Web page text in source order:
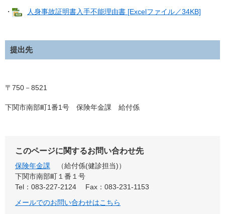
・ 人身事故証明書入手不能理由書 [Excelファイル／34KB]
提出先
〒750－8521
下関市南部町1番1号 保険年金課 給付係
このページに関するお問い合わせ先
保険年金課
給付係(健診担当)
下関市南部町１番１号
Tel：083-227-2124
Fax：083-231-1153
メールでのお問い合わせはこちら